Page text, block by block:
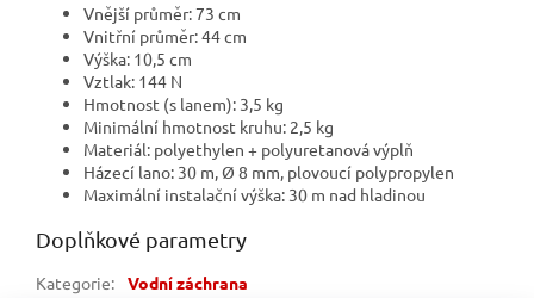
Vnější průměr: 73 cm
Vnitřní průměr: 44 cm
Výška: 10,5 cm
Vztlak: 144 N
Hmotnost (s lanem): 3,5 kg
Minimální hmotnost kruhu: 2,5 kg
Materiál: polyethylen + polyuretanová výplň
Házecí lano: 30 m, Ø 8 mm, plovoucí polypropylen
Maximální instalační výška: 30 m nad hladinou
Doplňkové parametry
Kategorie: Vodní záchrana